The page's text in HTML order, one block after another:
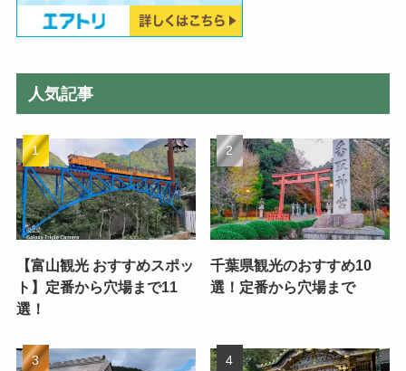
人気記事
【富山観光 おすすめスポッ
ト】定番から穴場まで11
選！
千葉県観光のおすすめ10
選！定番から穴場まで